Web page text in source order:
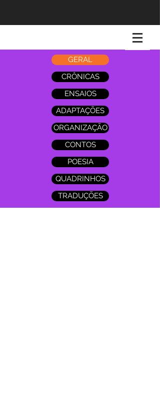
GERAL
CRÔNICAS
ENSAIOS
ADAPTAÇÕES
ORGANIZAÇÃO
CONTOS
POESIA
QUADRINHOS
TRADUÇÕES